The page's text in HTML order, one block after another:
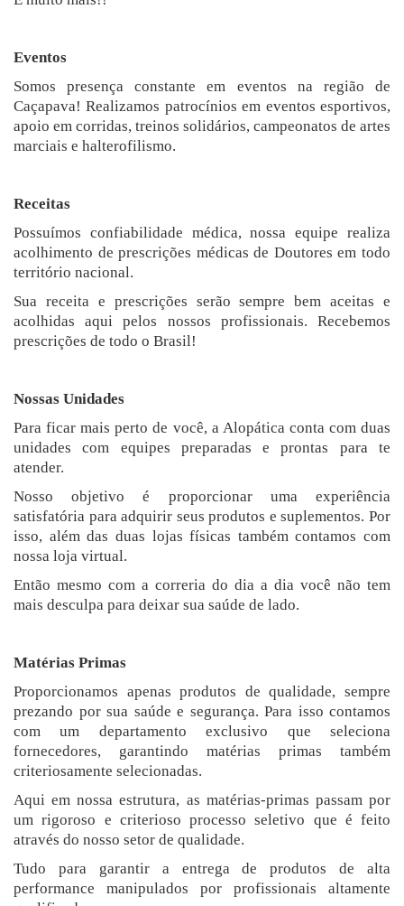
Eventos
Somos presença constante em eventos na região de
Caçapava! Realizamos patrocínios em eventos esportivos,
apoio em corridas, treinos solidários, campeonatos de artes
marciais e halterofilismo.
Receitas
Possuímos confiabilidade médica, nossa equipe realiza
acolhimento de prescrições médicas de Doutores em todo
território nacional.
Sua receita e prescrições serão sempre bem aceitas e
acolhidas aqui pelos nossos profissionais. Recebemos
prescrições de todo o Brasil!
Nossas Unidades
Para ficar mais perto de você, a Alopática conta com duas
unidades com equipes preparadas e prontas para te
atender.
Nosso objetivo é proporcionar uma experiência
satisfatória para adquirir seus produtos e suplementos. Por
isso, além das duas lojas físicas também contamos com
nossa loja virtual.
Então mesmo com a correria do dia a dia você não tem
mais desculpa para deixar sua saúde de lado.
Matérias Primas
Proporcionamos apenas produtos de qualidade, sempre
prezando por sua saúde e segurança. Para isso contamos
com um departamento exclusivo que seleciona
fornecedores, garantindo matérias primas também
criteriosamente selecionadas.
Aqui em nossa estrutura, as matérias-primas passam por
um rigoroso e criterioso processo seletivo que é feito
através do nosso setor de qualidade.
Tudo para garantir a entrega de produtos de alta
performance manipulados por profissionais altamente